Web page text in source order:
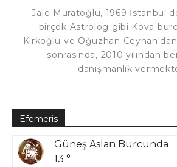
Jale Muratoğlu, 1969 İstanbul
birçok Astrolog gibi Kova
Kırkoğlu ve Oğuzhan
sonrasında, 2010 yılından
danışmanlık
Efemeris
Güneş Aslan Burcunda
13 °